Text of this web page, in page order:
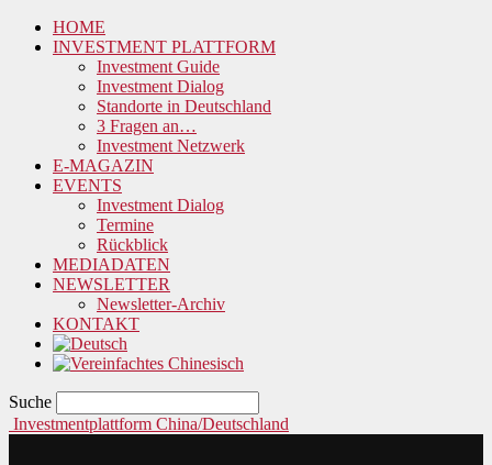
HOME
INVESTMENT PLATTFORM
Investment Guide
Investment Dialog
Standorte in Deutschland
3 Fragen an…
Investment Netzwerk
E-MAGAZIN
EVENTS
Investment Dialog
Termine
Rückblick
MEDIADATEN
NEWSLETTER
Newsletter-Archiv
KONTAKT
Suche
Investmentplattform China/Deutschland